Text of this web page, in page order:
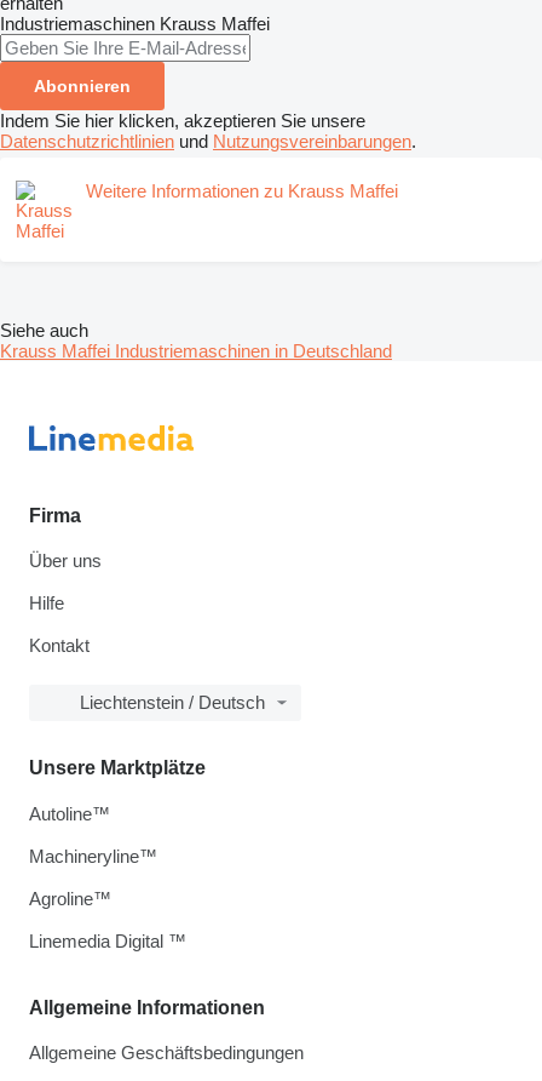
Industriemaschinen Krauss Maffei
Abonnieren
Indem Sie hier klicken, akzeptieren Sie unsere
Datenschutzrichtlinien und Nutzungsvereinbarungen.
Weitere Informationen zu Krauss Maffei
Siehe auch
Krauss Maffei Industriemaschinen in Deutschland
Firma
Über uns
Hilfe
Kontakt
Liechtenstein / Deutsch
Allgemeine Informationen
Allgemeine Geschäftsbedingungen
Unsere Marktplätze
Autoline™
Machineryline™
Agroline™
Linemedia Digital ™